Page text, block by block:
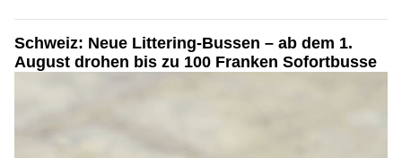
Schweiz: Neue Littering-Bussen – ab dem 1.
August drohen bis zu 100 Franken Sofortbusse